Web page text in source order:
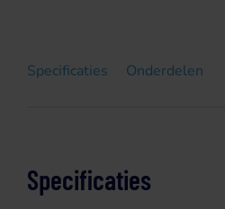
Specificaties Onderdelen
Specificaties